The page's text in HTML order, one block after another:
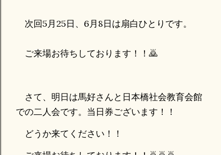
次回5月25日、6月8日は扇白ひとりです。
ご来場お待ちしております！！🙇
さて、明日は馬好さんと日本橋社会教育会館
での二人会です。当日券ございます！！
どうか来てください！！